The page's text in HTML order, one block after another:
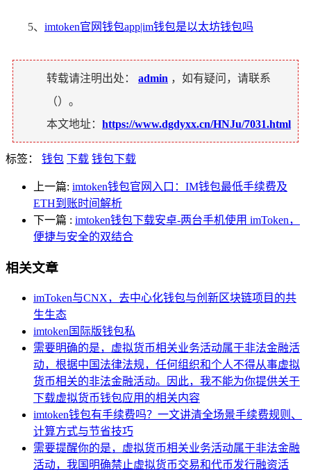
5、 imtoken官网钱包app|im钱包是以太坊钱包吗
转载请注明出处： admin ，如有疑问，请联系
（）。
本文地址： https://www.dgdyxx.cn/HNJu/7031.html
标签： 钱包 下载 钱包下载
上一篇: imtoken钱包官网入口：IM钱包最低手续费及
ETH到账时间解析
下一篇 : imtoken钱包下载安卓-两台手机使用 imToken，
便捷与安全的双结合
相关文章
imToken与CNX，去中心化钱包与创新区块链项目的共
生生态
imtoken国际版钱包私
需要明确的是，虚拟货币相关业务活动属于非法金融活
动，根据中国法律法规，任何组织和个人不得从事虚拟
货币相关的非法金融活动。因此，我不能为你提供关于
下载虚拟货币钱包应用的相关内容
imtoken钱包有手续费吗？一文讲清全场景手续费规则、
计算方式与节省技巧
需要提醒你的是，虚拟货币相关业务活动属于非法金融
活动，我国明确禁止虚拟货币交易和代币发行融资活